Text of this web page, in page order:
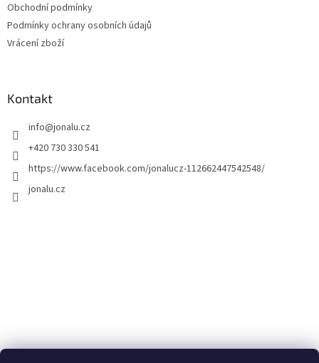
Obchodní podmínky
Podmínky ochrany osobních údajů
Vrácení zboží
Kontakt
info@jonalu.cz
+420 730 330 541
https://www.facebook.com/jonalucz-112662447542548/
jonalu.cz